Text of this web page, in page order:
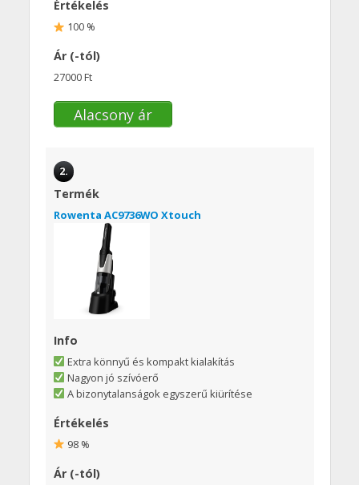
Értékelés
100 %
Ár (-tól)
27000 Ft
Alacsony ár
2.
Termék
Rowenta AC9736WO Xtouch
Info
Extra könnyű és kompakt kialakítás
Nagyon jó szívóerő
A bizonytalanságok egyszerű kiürítése
Értékelés
98 %
Ár (-tól)